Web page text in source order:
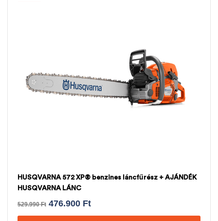
HUSQVARNA 572 XP® benzines láncfűrész + AJÁNDÉK
HUSQVARNA LÁNC
529.990Ft 476.900 Ft